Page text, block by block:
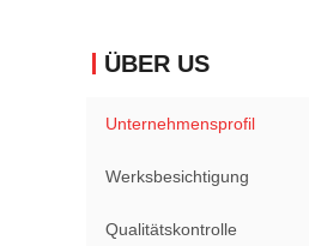
ÜBER US
Unternehmensprofil
Werksbesichtigung
Qualitätskontrolle